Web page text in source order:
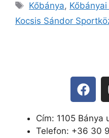
Kőbánya,
Kocsis Sándor
Cím: 1105 Bánya
Telefon: +36 30